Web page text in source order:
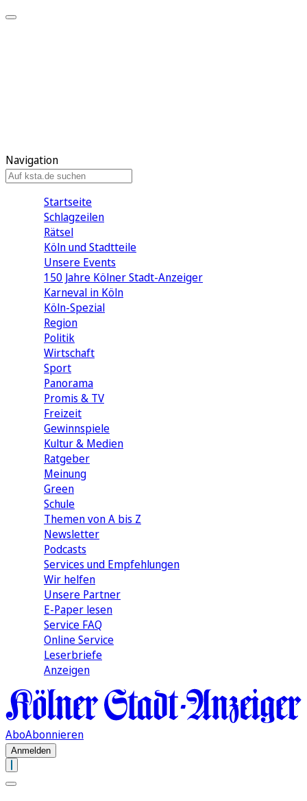
Navigation
Startseite
Schlagzeilen
Rätsel
Köln und Stadtteile
Unsere Events
150 Jahre Kölner Stadt-Anzeiger
Karneval in Köln
Köln-Spezial
Region
Politik
Wirtschaft
Sport
Panorama
Promis & TV
Freizeit
Gewinnspiele
Kultur & Medien
Ratgeber
Meinung
Green
Schule
Themen von A bis Z
Newsletter
Podcasts
Services und Empfehlungen
Wir helfen
Unsere Partner
E-Paper lesen
Service FAQ
Online Service
Leserbriefe
Anzeigen
AboAbonnieren
Anmelden